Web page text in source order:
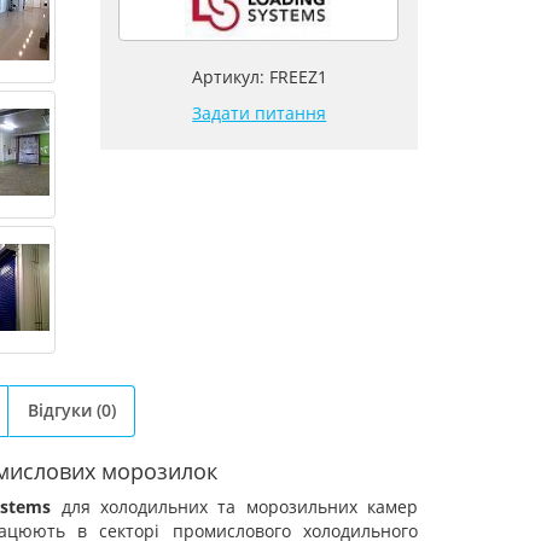
Артикул: FREEZ1
Задати питання
Відгуки (0)
морозилок
для холодильних та морозильних камер
в секторі промислового холодильного